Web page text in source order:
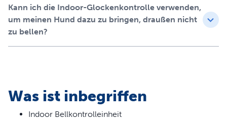
Kein Halsband erforderlich
Enthält zwei Einheiten zum Abdecken mehrerer Räume
Kann frei stehend oder an Türen, Fenstern, Tischen usw.
Kann ich die Indoor-Glockenkontrolle verwenden,
um meinen Hund dazu zu bringen, draußen nicht
zu bellen?
Was ist inbegriffen
Indoor Bellkontrolleinheit